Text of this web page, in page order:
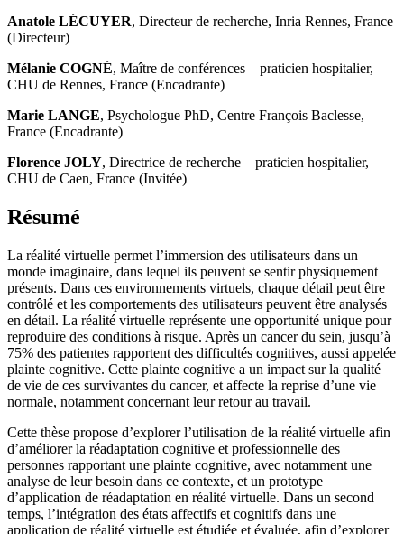
Anatole LÉCUYER, Directeur de recherche, Inria Rennes, France
(Directeur)
Mélanie COGNÉ, Maître de conférences – praticien hospitalier,
CHU de Rennes, France (Encadrante)
Marie LANGE, Psychologue PhD, Centre François Baclesse,
France (Encadrante)
Florence JOLY, Directrice de recherche – praticien hospitalier,
CHU de Caen, France (Invitée)
Résumé
La réalité virtuelle permet l’immersion des utilisateurs dans un
monde imaginaire, dans lequel ils peuvent se sentir physiquement
présents. Dans ces environnements virtuels, chaque détail peut être
contrôlé et les comportements des utilisateurs peuvent être analysés
en détail. La réalité virtuelle représente une opportunité unique pour
reproduire des conditions à risque. Après un cancer du sein, jusqu’à
75% des patientes rapportent des difficultés cognitives, aussi appelée
plainte cognitive. Cette plainte cognitive a un impact sur la qualité
de vie de ces survivantes du cancer, et affecte la reprise d’une vie
normale, notamment concernant leur retour au travail.
Cette thèse propose d’explorer l’utilisation de la réalité virtuelle afin
d’améliorer la réadaptation cognitive et professionnelle des
personnes rapportant une plainte cognitive, avec notamment une
analyse de leur besoin dans ce contexte, et un prototype
d’application de réadaptation en réalité virtuelle. Dans un second
temps, l’intégration des états affectifs et cognitifs dans une
application de réalité virtuelle est étudiée et évaluée, afin d’explorer